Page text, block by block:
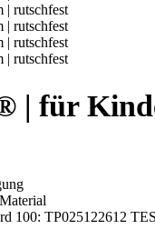
| für
100: TP025122612